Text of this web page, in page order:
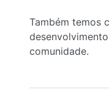
Também temos
comunidade.